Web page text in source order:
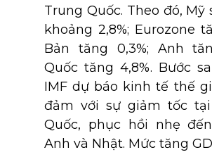
Trung Quốc. Theo đó,
khoảng 2,8%; Eurozone
Bản tăng 0,3%; Anh
Quốc tăng 4,8%. Bước
IMF dự báo kinh tế thế
đảm với sự giảm tốc
Quốc, phục hồi nhẹ
Anh và Nhật. Mức tăng